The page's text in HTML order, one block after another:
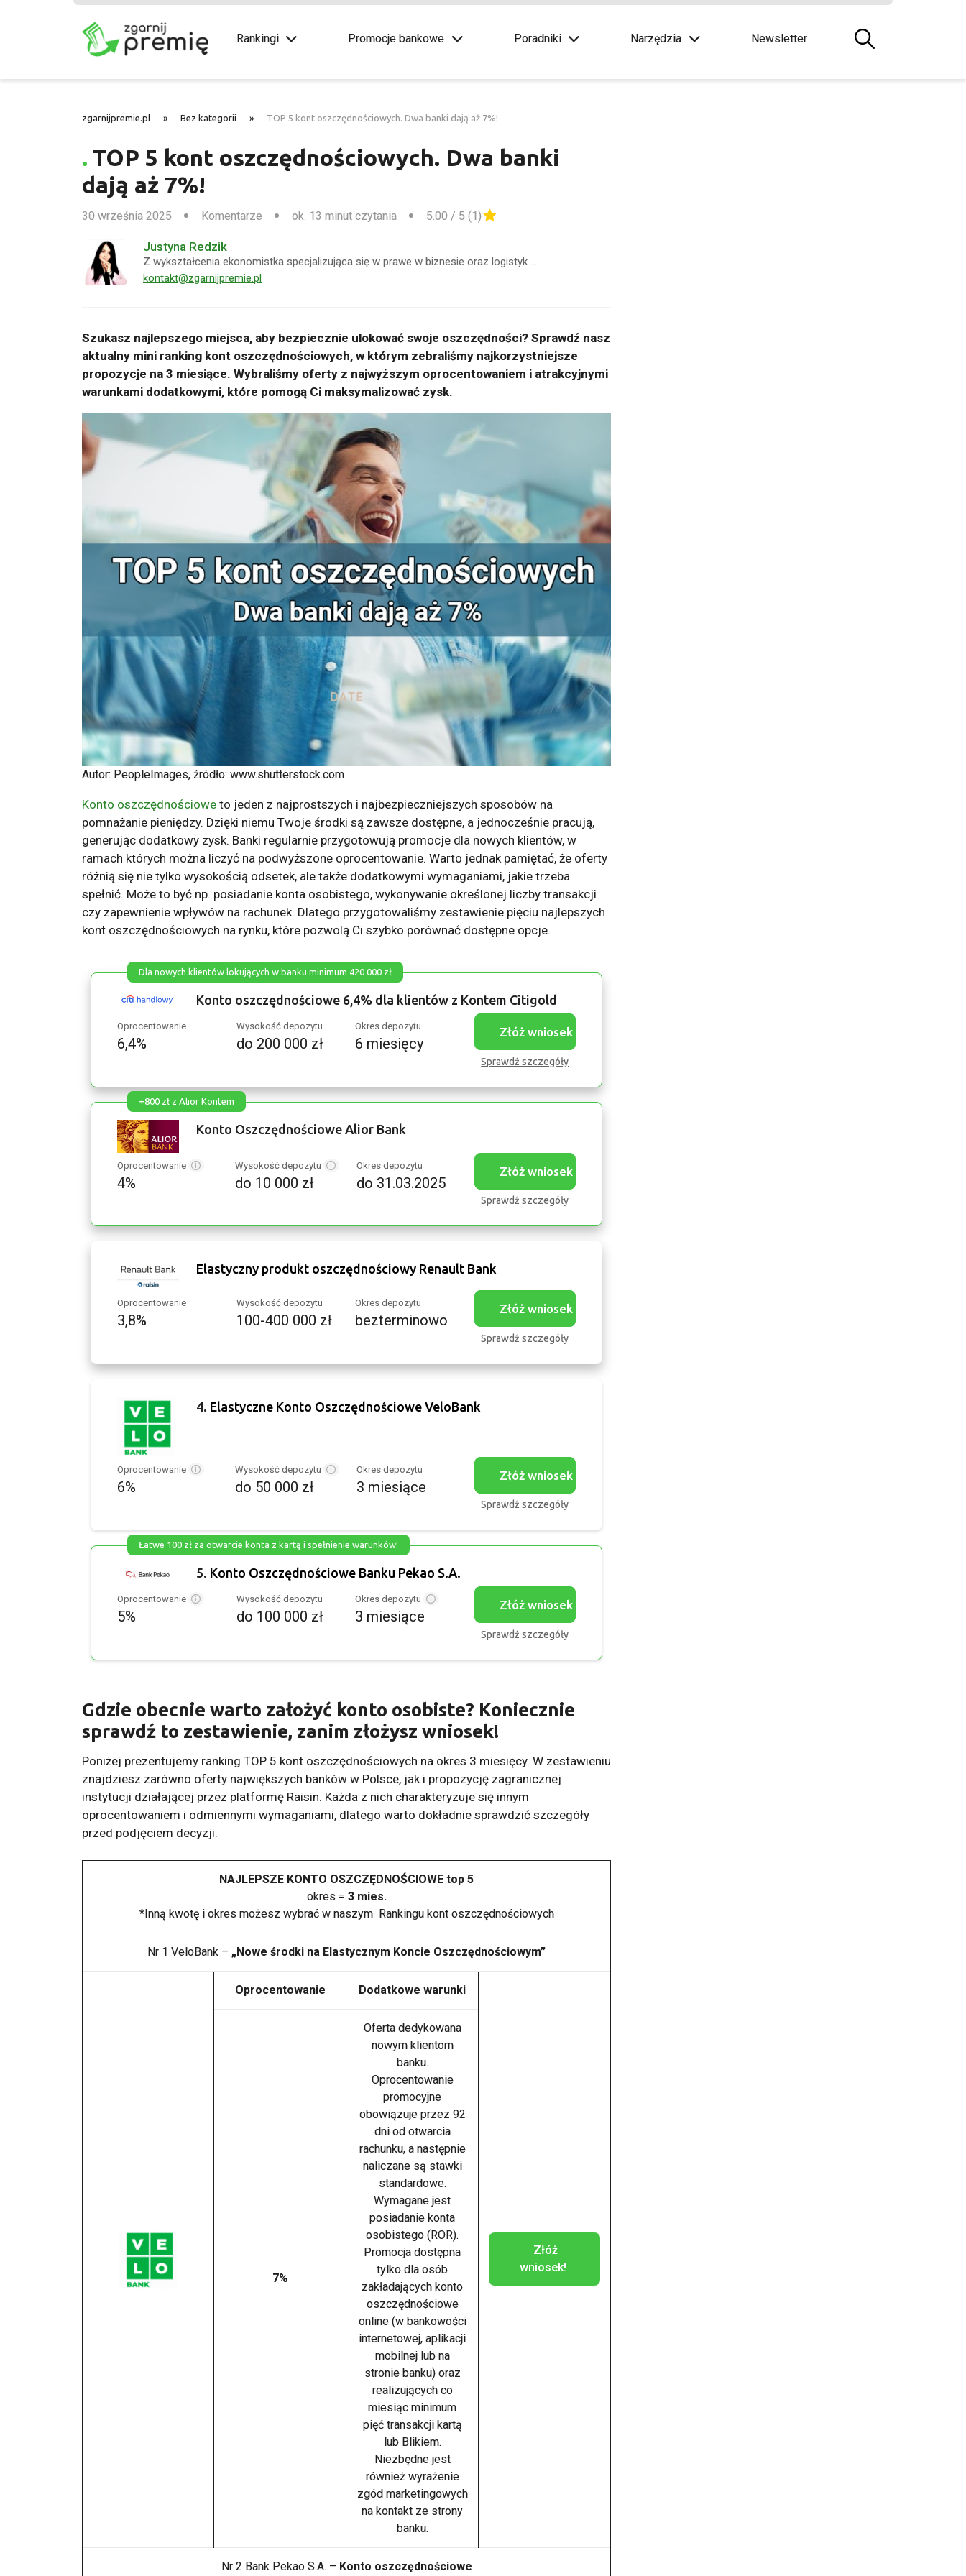
Rankingi Promocje bankowe Poradniki Narzędzia Newsletter
zgarnijpremie.pl » Bez kategorii » TOP 5 kont oszczędnościowych. Dwa banki dają aż 7%!
TOP 5 kont oszczędnościowych. Dwa banki
dają aż 7%!
30 września 2025 Komentarze ok. 13 minut czytania 5.00 / 5 (1)
Justyna Redzik
Z wykształcenia ekonomistka specjalizująca się w prawe w biznesie oraz logistyk …
kontakt@zgarnijpremie.pl
Szukasz najlepszego miejsca, aby bezpiecznie ulokować swoje oszczędności? Sprawdź nasz
aktualny mini ranking kont oszczędnościowych, w którym zebraliśmy najkorzystniejsze
propozycje na 3 miesiące. Wybraliśmy oferty z najwyższym oprocentowaniem i atrakcyjnymi
warunkami dodatkowymi, które pomogą Ci maksymalizować zysk.
Autor: PeopleImages, źródło: www.shutterstock.com
Konto oszczędnościowe to jeden z najprostszych i najbezpieczniejszych sposobów na
pomnażanie pieniędzy. Dzięki niemu Twoje środki są zawsze dostępne, a jednocześnie pracują,
generując dodatkowy zysk. Banki regularnie przygotowują promocje dla nowych klientów, w
ramach których można liczyć na podwyższone oprocentowanie. Warto jednak pamiętać, że oferty
różnią się nie tylko wysokością odsetek, ale także dodatkowymi wymaganiami, jakie trzeba
spełnić. Może to być np. posiadanie konta osobistego, wykonywanie określonej liczby transakcji
czy zapewnienie wpływów na rachunek. Dlatego przygotowaliśmy zestawienie pięciu najlepszych
kont oszczędnościowych na rynku, które pozwolą Ci szybko porównać dostępne opcje.
Dla nowych klientów lokujących w banku minimum 420 000 zł
Konto oszczędnościowe 6,4% dla klientów z Kontem Citigold
Oprocentowanie
6,4%
Wysokość depozytu
do 200 000 zł
Okres depozytu
6 miesięcy
Złóż wniosek
Sprawdź szczegóły
+800 zł z Alior Kontem
Konto Oszczędnościowe Alior Bank
Oprocentowanie
4%
Wysokość depozytu
do 10 000 zł
Okres depozytu
do 31.03.2025
Złóż wniosek
Sprawdź szczegóły
Elastyczny produkt oszczędnościowy Renault Bank
Oprocentowanie
3,8%
Wysokość depozytu
100-400 000 zł
Okres depozytu
bezterminowo
Złóż wniosek
Sprawdź szczegóły
4. Elastyczne Konto Oszczędnościowe VeloBank
Oprocentowanie
6%
Wysokość depozytu
do 50 000 zł
Okres depozytu
3 miesiące
Złóż wniosek
Sprawdź szczegóły
Łatwe 100 zł za otwarcie konta z kartą i spełnienie warunków!
5. Konto Oszczędnościowe Banku Pekao S.A.
Oprocentowanie
5%
Wysokość depozytu
do 100 000 zł
Okres depozytu
3 miesiące
Złóż wniosek
Sprawdź szczegóły
Gdzie obecnie warto założyć konto osobiste? Koniecznie
sprawdź to zestawienie, zanim złożysz wniosek!
Poniżej prezentujemy ranking TOP 5 kont oszczędnościowych na okres 3 miesięcy. W zestawieniu
znajdziesz zarówno oferty największych banków w Polsce, jak i propozycję zagranicznej
instytucji działającej przez platformę Raisin. Każda z nich charakteryzuje się innym
oprocentowaniem i odmiennymi wymaganiami, dlatego warto dokładnie sprawdzić szczegóły
przed podjęciem decyzji.
NAJLEPSZE KONTO OSZCZĘDNOŚCIOWE top 5
okres = 3 mies.
*Inną kwotę i okres możesz wybrać w naszym Rankingu kont oszczędnościowych
Nr 1 VeloBank – „Nowe środki na Elastycznym Koncie Oszczędnościowym”
Oprocentowanie Dodatkowe warunki
Złóż
wniosek!
7%
Oferta dedykowana
nowym klientom
banku.
Oprocentowanie
promocyjne
obowiązuje przez 92
dni od otwarcia
rachunku, a następnie
naliczane są stawki
standardowe.
Wymagane jest
posiadanie konta
osobistego (ROR).
Promocja dostępna
tylko dla osób
zakładających konto
oszczędnościowe
online (w bankowości
internetowej, aplikacji
mobilnej lub na
stronie banku) oraz
realizujących co
miesiąc minimum
pięć transakcji kartą
lub Blikiem.
Niezbędne jest
również wyrażenie
zgód marketingowych
na kontakt ze strony
banku.
Nr 2 Bank Pekao S.A. – Konto oszczędnościowe